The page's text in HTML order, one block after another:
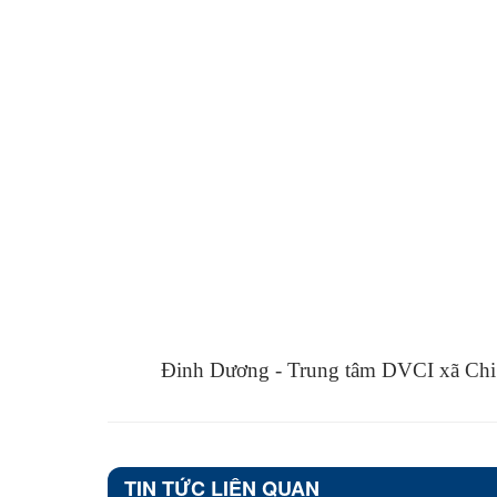
Đinh Dương - Trung tâm DVCI xã
TIN TỨC LIÊN QUAN